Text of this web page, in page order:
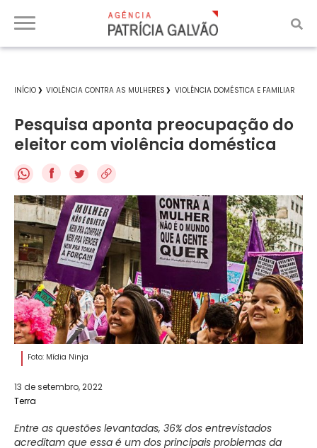
INÍCIO VIOLÊNCIA CONTRA AS MULHERES VIOLÊNCIA DOMÉSTICA E FAMILIAR
Pesquisa aponta preocupação do
eleitor com violência doméstica
f
Foto: Mídia Ninja
13 de setembro, 2022
Terra
Entre as questões levantadas, 36% dos entrevistados
acreditam que essa é um dos principais problemas da